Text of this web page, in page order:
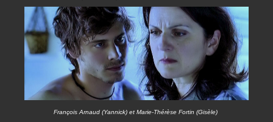
François Arnaud (Yannick) et Marie-Thérèse Fortin (Gisèle)